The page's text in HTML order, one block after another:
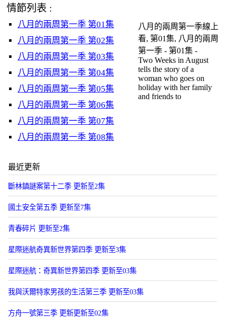
情節列表 :
八月的兩周第一季 第01集
八月的兩周第一季 第02集
八月的兩周第一季 第03集
八月的兩周第一季 第04集
八月的兩周第一季 第05集
八月的兩周第一季 第06集
八月的兩周第一季 第07集
八月的兩周第一季 第08集
八月的兩周第一季線上
看, 第01集, 八月的兩周
第一季 - 第01集 -
Two Weeks in August
tells the story of a
woman who goes on
holiday with her family
and friends to
最近更新
斷林鎮謎案第十二季 更新至2集
國土安全第五季 更新至7集
青春碎片 更新至2集
星際迷航奇異新世界第四季 更新至3集
星際迷航：奇異新世界第四季 更新至03集
我與沃爾特家男孩的生活第三季 更新至03集
方舟一號第三季 更新更新至02集